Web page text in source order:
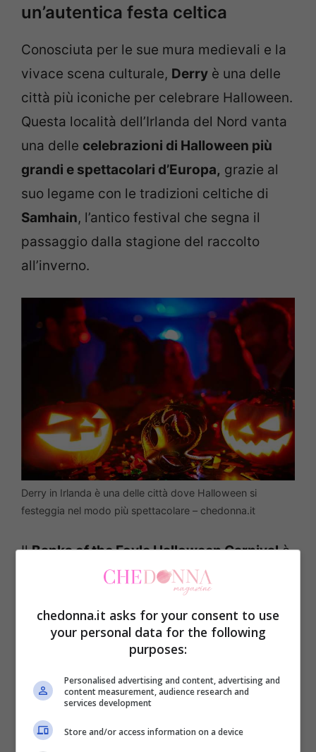
un’autentica festa celtica
Conosciuta per le sue mura medievali e la
vivace scena culturale, Derry è una delle
città più iconiche per celebrare Halloween.
Questa località dell’Irlanda del Nord vanta
una delle celebrazioni di Halloween più
grandi e spettacolari d’Europa, grazie al
suo legame con le tradizioni celtiche di
Samhain, l’antico festival che segna il
passaggio dalla stagione del raccolto
all’inverno.
Derry in Irlanda è una delle città dove Halloween si
festeggia nel modo più spettacolare – chedonna.it
IlBanks of the Foyle Halloween Carnivalè
un evento imperdibile: sfilate di carri
allegorici, spettacoli di fuochi d’artificio e
una miriade di artisti di strada rendono
questa festa unica. Oltre alle celebrazioni
nelle antiche tradizioni celtiche attraverso
eventi che riportano alla luce i miti e le
leggende dell’epoca. Le strette viuzze
chedonna.it asks for your consent to use
your personal data for the following
purposes:
Personalised advertising and content, advertising and
content measurement, audience research and
services development
Store and/or access information on a device